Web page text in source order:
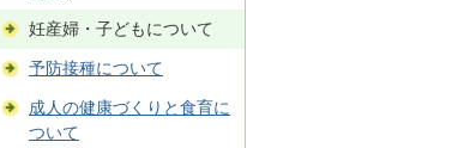
妊産婦・子どもについて
予防接種について
成人の健康づくりと食育に
ついて